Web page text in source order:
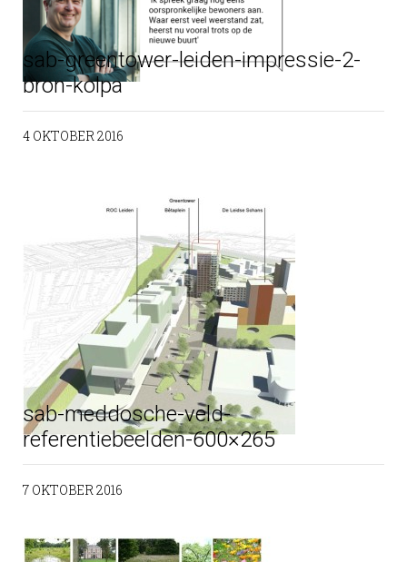
sab-greentower-leiden-impressie-2-
bron-kolpa
4 OKTOBER 2016
sab-meddosche-veld-
referentiebeelden-600×265
7 OKTOBER 2016